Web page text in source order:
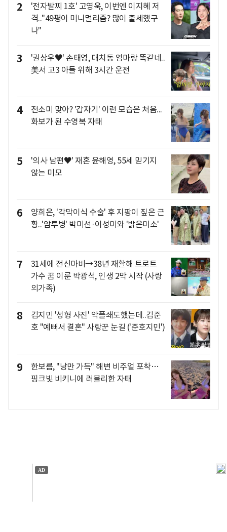
2
'전자발찌 1호' 고영욱, 이번엔 이지혜 저
격.."49평이 미니멀리즘? 많이 출세했구
나"
3
'권상우♥' 손태영, 대치동 엄마랑 똑같네..
美서 고3 아들 위해 3시간 운전
4
전소미 맞아? '갑자기' 이런 모습은 처음...
화보가 된 수영복 자태
5
'의사 남편♥' 재혼 윤해영, 55세 믿기지
않는 미모
6
양희은, '각막이식 수술' 후 지팡이 짚은 근
황..'암투병' 박미선·이성미와 '밝은미소'
7
31세에 전신마비→38년 재활해 트로트
가수 꿈 이룬 박광석, 인생 2막 시작 (사랑
의가족)
8
김지민 '성형 사진' 악플쇄도했는데..김준
호 "예뻐서 결혼" 사랑꾼 눈길 ('준호지민')
9
한보름, "낭만 가득" 해변 비주얼 포착…
핑크빛 비키니에 러블리한 자태